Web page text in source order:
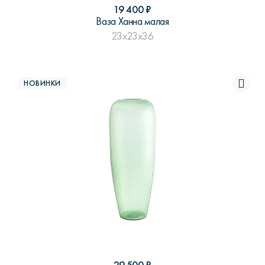
19 400₽
Ваза Ханна малая
23x23x36
НОВИНКИ